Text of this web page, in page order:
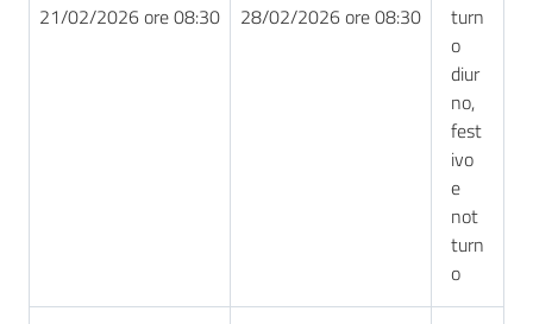
21/02/2026 ore 08:30 28/02/2026 ore 08:30
turn
o
diur
no,
fest
ivo
e
not
turn
o